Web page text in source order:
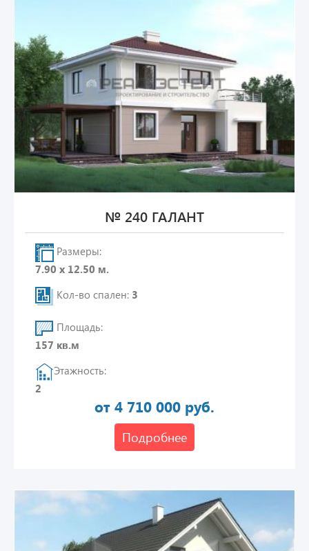
№ 240 ГАЛАНТ
Размеры:
7.90 х 12.50 м.
Кол-во спален: 3
Площадь:
157 кв.м
Этажность:
2
от 4 710 000 руб.
Подробнее